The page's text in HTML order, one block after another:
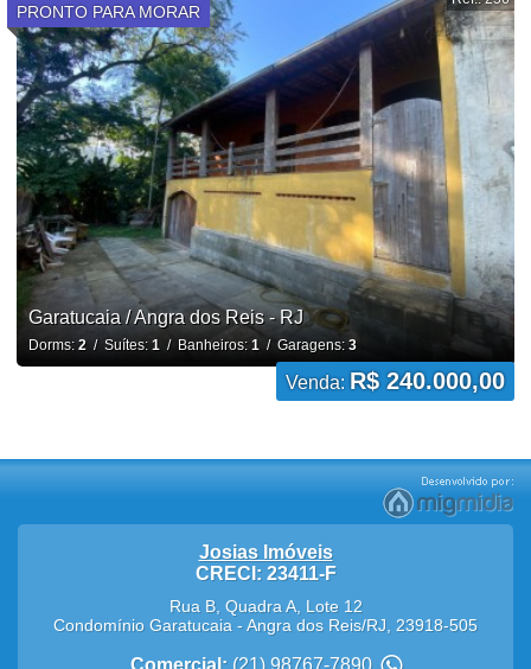
PRONTO PARA MORAR
Garatucaia / Angra dos Reis - RJ
Dorms: 2/ Suítes: 1/ Banheiros: 1/ Garagens: 3
Venda: R$ 240.000,00
Josias Imóveis
CRECI: 23411-F
Rua B, Quadra A, Lote 12
Condomínio Garatucaia -Angra dos Reis/RJ, 23918-505